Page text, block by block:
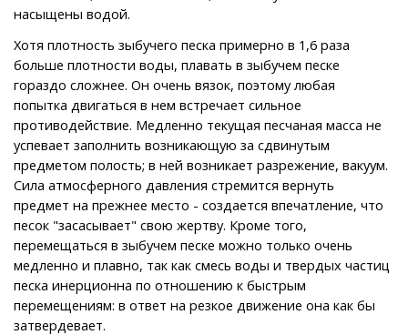
насыщены водой.
Хотя плотность зыбучего песка примерно в 1,6 раза
больше плотности воды, плавать в зыбучем песке
гораздо сложнее. Он очень вязок, поэтому любая
попытка двигаться в нем встречает сильное
противодействие. Медленно текущая песчаная масса не
успевает заполнить возникающую за сдвинутым
предметом полость; в ней возникает разрежение, вакуум.
Сила атмосферного давления стремится вернуть
предмет на прежнее место - создается впечатление, что
песок "засасывает" свою жертву. Кроме того,
перемещаться в зыбучем песке можно только очень
медленно и плавно, так как смесь воды и твердых частиц
песка инерционна по отношению к быстрым
перемещениям: в ответ на резкое движение она как бы
затвердевает.